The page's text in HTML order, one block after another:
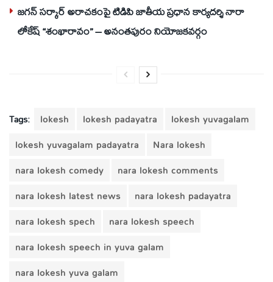
జగన్ సర్కార్ అరాచకంపై టిడిపి జాతీయ ప్రధాన కార్యదర్శి నారా
లోకేష్ “శంఖారావం” – అనంతపురం నియోజకవర్గం
Tags: lokesh lokesh padayatra
lokesh yuvagalam
lokesh yuvagalam padayatra
Nara lokesh
nara lokesh comedy
nara lokesh comments
nara lokesh latest news
nara lokesh padayatra
nara lokesh spech
nara lokesh speech
nara lokesh speech in yuva galam
nara lokesh yuva galam